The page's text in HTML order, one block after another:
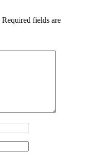
Required fields are